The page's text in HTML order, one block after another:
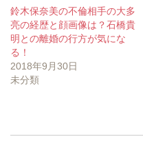
鈴木保奈美の不倫相手の大多
亮の経歴と顔画像は？石橋貴
明との離婚の行方が気にな
る！
2018年9月30日
未分類